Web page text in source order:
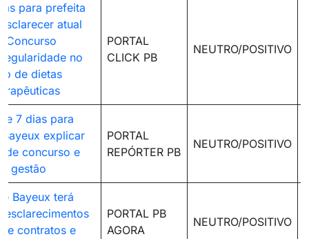
para prefeita
atual
Concurso
no
de dietas
PORTAL
CLICK PB
NEUTRO/POSITIVO
7 dias para
explicar
de concurso e
gestão
PORTAL
REPÓRTER PB
NEUTRO/POSITIVO
Bayeux terá
esclarecimentos
contratos e
PORTAL PB
AGORA
NEUTRO/POSITIVO